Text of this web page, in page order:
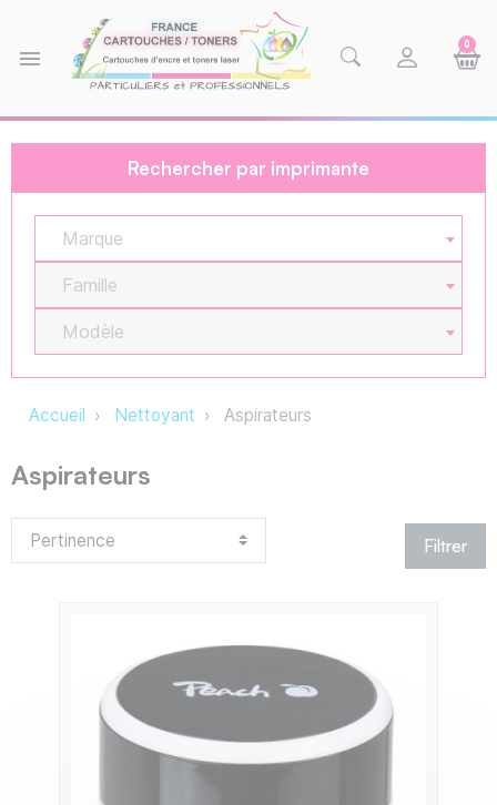
menu
0
Rechercher par imprimante
Marque
Famille
Modèle
Accueil Nettoyant Aspirateurs
Aspirateurs
Filtrer